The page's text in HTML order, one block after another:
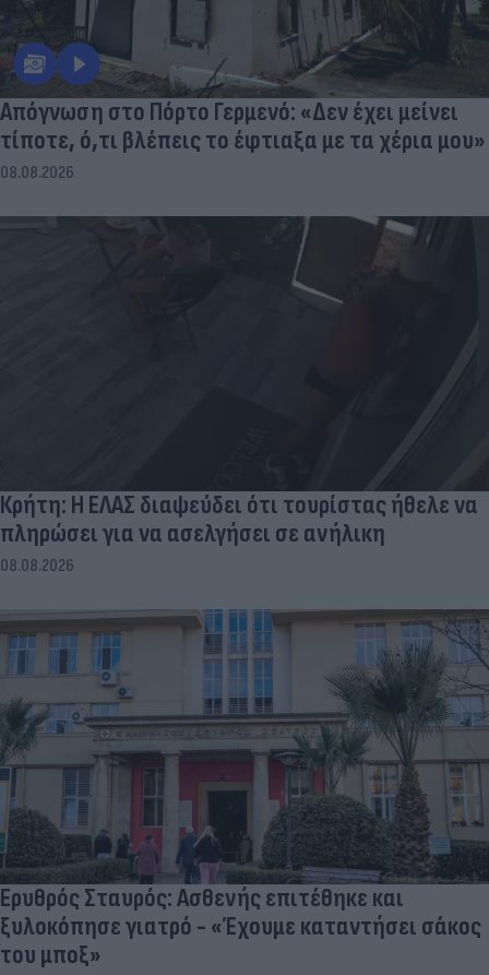
Απόγνωση στο Πόρτο Γερμενό: «Δεν έχει μείνει
τίποτε, ό,τι βλέπεις το έφτιαξα με τα χέρια μου»
08.08.2026
Κρήτη: Η ΕΛΑΣ διαψεύδει ότι τουρίστας ήθελε να
πληρώσει για να ασελγήσει σε ανήλικη
08.08.2026
Ερυθρός Σταυρός: Ασθενής επιτέθηκε και
ξυλοκόπησε γιατρό - «Έχουμε καταντήσει σάκος
του μποξ»